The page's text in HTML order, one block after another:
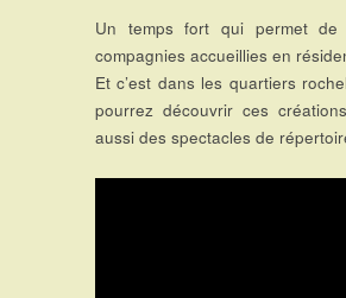
Un temps fort qui permet de
compagnies accueillies en
Et c’est dans les quartiers
pourrez découvrir ces
aussi des spectacles de